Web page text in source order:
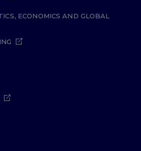
ECONOMICS AND GLOBAL